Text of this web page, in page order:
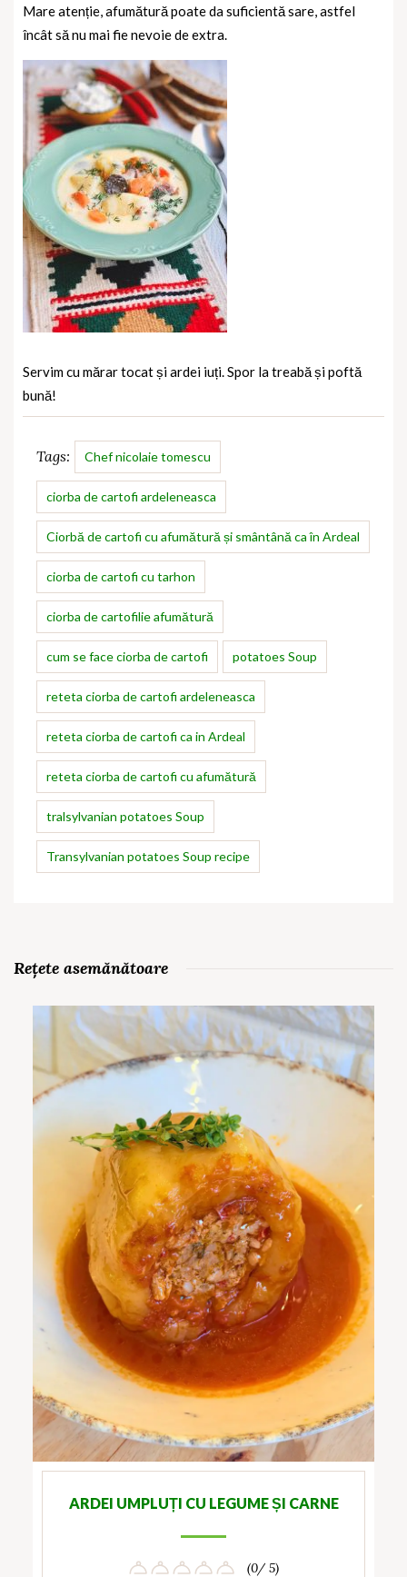
Mare atenție, afumătură poate da suficientă sare, astfel
încât să nu mai fie nevoie de extra.
Servim cu mărar tocat și ardei iuți. Spor la treabă și poftă
bună!
Tags: Chef nicolaie tomescu
ciorba de cartofi ardeleneasca
Ciorbă de cartofi cu afumătură și smântână ca în Ardeal
ciorba de cartofi cu tarhon
ciorba de cartofilie afumătură
cum se face ciorba de cartofi potatoes Soup
reteta ciorba de cartofi ardeleneasca
reteta ciorba de cartofi ca in Ardeal
reteta ciorba de cartofi cu afumătură
tralsylvanian potatoes Soup
Transylvanian potatoes Soup recipe
Rețete asemănătoare
ARDEI UMPLUȚI CU LEGUME ȘI CARNE
(0/ 5)